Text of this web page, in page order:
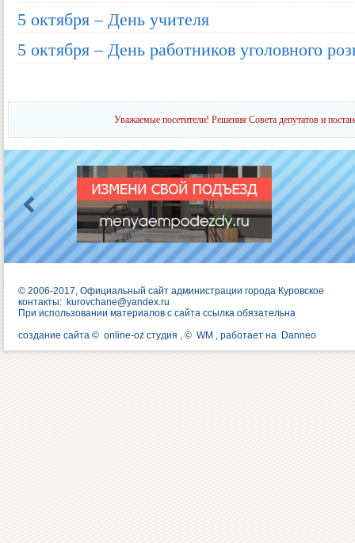
5 октября – День учителя
5 октября – День работников уголовного
Уважаемые посетители! Решения Совета депутатов и
© 2006-2017, Официальный сайт администрации города Куровское
контакты: kurovchane@yandex.ru
При использовании материалов с сайта ссылка обязательна
создание сайта © online-oz студия , © WM , работает на Danneo